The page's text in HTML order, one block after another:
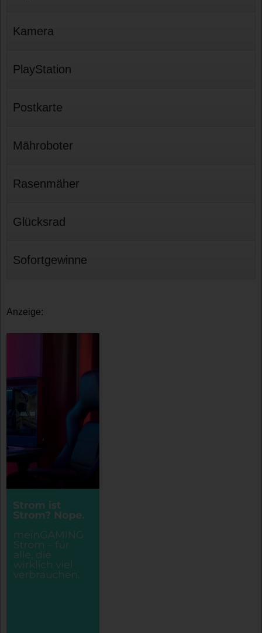
Kamera
PlayStation
Postkarte
Mähroboter
Rasenmäher
Glücksrad
Sofortgewinne
Anzeige: